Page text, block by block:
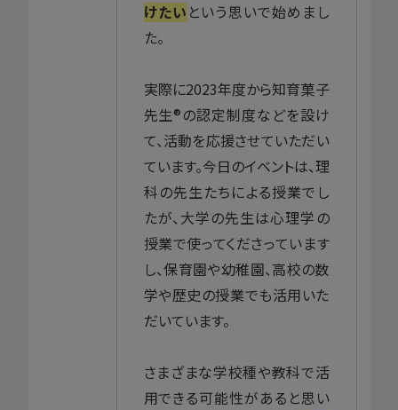
けたい という思いで始めまし
た。
実際に2023年度から知育菓子
先生®の認定制度などを設け
て、活動を応援させていただい
ています。今日のイベントは、理
科の先生たちによる授業でし
たが、大学の先生は心理学の
授業で使ってくださっています
し、保育園や幼稚園、高校の数
学や歴史の授業でも活用いた
だいています。
さまざまな学校種や教科で活
用できる可能性があると思い